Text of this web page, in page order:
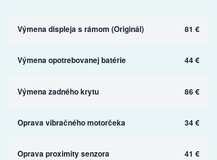
Výmena displeja s rámom (Originál) 81 €
Výmena opotrebovanej batérie 44 €
Výmena zadného krytu 86 €
Oprava vibračného motorčeka 34 €
Oprava proximity senzora 41 €